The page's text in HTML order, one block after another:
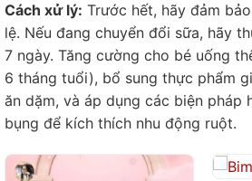
Cách xử lý: Trước hết, hãy đảm
lệ. Nếu đang chuyển đổi sữa, hãy
7 ngày. Tăng cường cho bé uống
6 tháng tuổi), bổ sung thực phẩm
ăn dặm, và áp dụng các biện pháp
bụng để kích thích nhu động ruột.